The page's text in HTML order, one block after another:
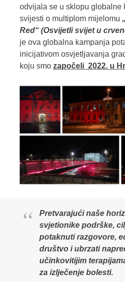
odvijala se u sklopu globalne
svijesti o multiplom mijelomu
Red“ (Osvijetli svijet u
je ova globalna kampanja
inicijativom osvjetljavanja
koju smo započeli 2022. u
Pretvarajući naše
svjetionike podrške,
potaknuti razgovore,
društvo i ubrzati
učinkovitijim
za izlječenje bolesti.